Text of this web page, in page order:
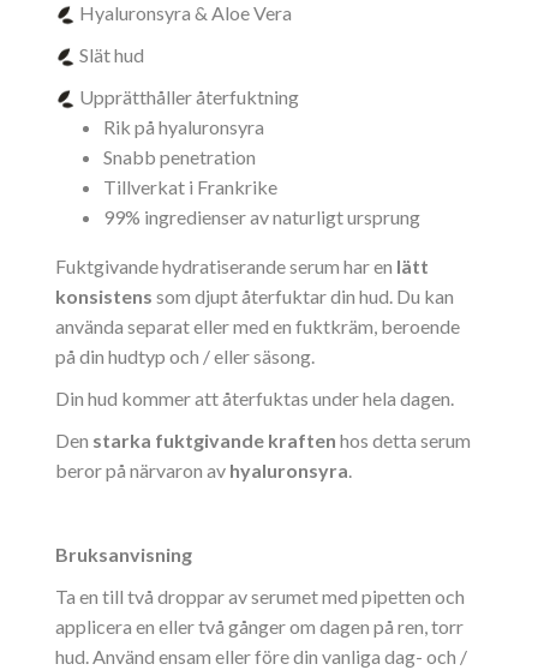
Hyaluronsyra & Aloe Vera
Slät hud
Upprätthåller återfuktning
Rik på hyaluronsyra
Snabb penetration
Tillverkat i Frankrike
99% ingredienser av naturligt ursprung
Fuktgivande hydratiserande serum har en lätt
konsistens som djupt återfuktar din hud. Du kan
använda separat eller med en fuktkräm, beroende
på din hudtyp och / eller säsong.
Din hud kommer att återfuktas under hela dagen.
Den starka fuktgivande kraften hos detta serum
beror på närvaron av hyaluronsyra.
Bruksanvisning
Ta en till två droppar av serumet med pipetten och
applicera en eller två gånger om dagen på ren, torr
hud. Använd ensam eller före din vanliga dag- och /